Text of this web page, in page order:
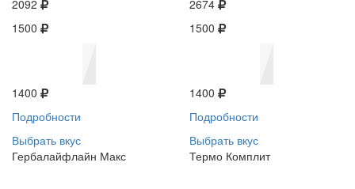
2092
1500
1400
Подробности
Выбрать вкус
2674
1500
1400
Подробности
Выбрать вкус
Гербалайфлайн Макс
Термо Комплит